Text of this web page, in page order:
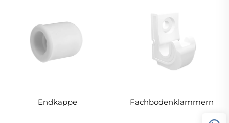
Endkappe Fachbodenklammern